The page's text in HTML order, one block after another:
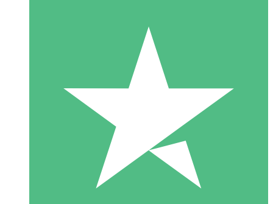
Packs de Crédits Individuels
Payez à l'utilisation avec des crédits de téléchargement. Sans
1 Téléchargement
10 00